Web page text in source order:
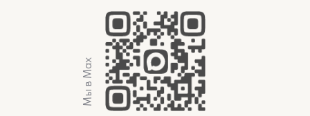
Мы в Max